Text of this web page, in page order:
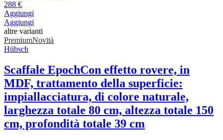
288 €
Aggiungi
Aggiungi
altre varianti
PremiumNovità
Hübsch
Scaffale EpochCon effetto rovere, in
MDF, trattamento della superficie:
impiallacciatura, di colore naturale,
larghezza totale 80 cm, altezza totale 150
cm, profondità totale 39 cm